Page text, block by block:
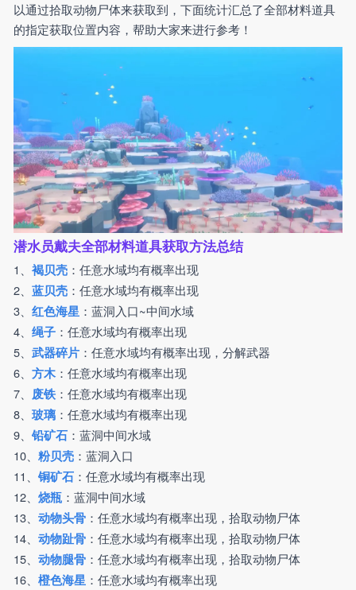
以通过拾取动物尸体来获取到，下面统计汇总了全部材料道具
的指定获取位置内容，帮助大家来进行参考！
潜水员戴夫全部材料道具获取方法总结
1、 褐贝壳：任意水域均有概率出现
2、 蓝贝壳：任意水域均有概率出现
3、 红色海星 ：蓝洞入口~中间水域
4、 绳子：任意水域均有概率出现
5、 武器碎片：任意水域均有概率出现，分解武器
6、 方木：任意水域均有概率出现
7、 废铁：任意水域均有概率出现
8、 玻璃：任意水域均有概率出现
9、 铅矿石：蓝洞中间水域
10、 粉贝壳：蓝洞入口
11、 铜矿石：任意水域均有概率出现
12、 烧瓶：蓝洞中间水域
13、 动物头骨：任意水域均有概率出现，拾取动物尸体
14、 动物趾骨：任意水域均有概率出现，拾取动物尸体
15、 动物腿骨：任意水域均有概率出现，拾取动物尸体
16、 橙色海星 ：任意水域均有概率出现